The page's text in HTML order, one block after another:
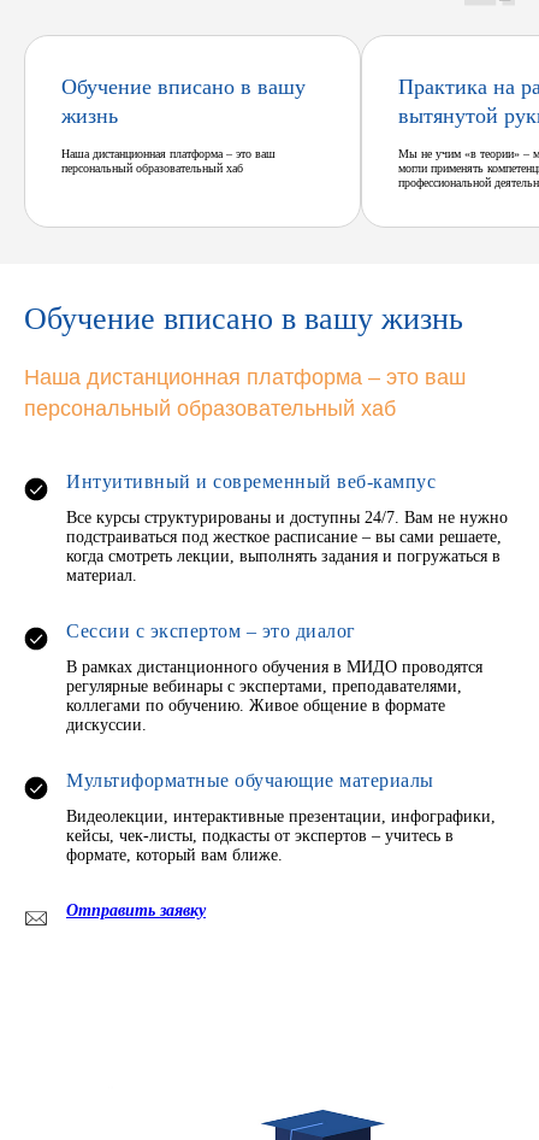
Обучение вписано в вашу
жизнь
Наша дистанционная платформа – это ваш
персональный образовательный хаб
Практика на
вытянутой
Мы не учим «в теории» –
могли применять
профессиональной
Обучение вписано в вашу жизнь
Наша дистанционная платформа – это ваш
персональный образовательный хаб
Интуитивный и современный веб-кампус
Все курсы структурированы и доступны 24/7. Вам не нужно
подстраиваться под жесткое расписание – вы сами решаете,
когда смотреть лекции, выполнять задания и погружаться в
материал.
Сессии с экспертом – это диалог
В рамках дистанционного обучения в МИДО проводятся
регулярные вебинары с экспертами, преподавателями,
коллегами по обучению. Живое общение в формате
дискуссии.
Мультиформатные обучающие материалы
Видеолекции, интерактивные презентации, инфографики,
кейсы, чек-листы, подкасты от экспертов – учитесь в
формате, который вам ближе.
Отправить заявку